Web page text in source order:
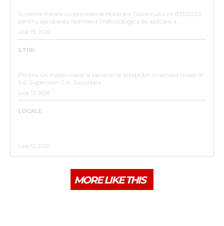
În conformitate cu prevederile Hotărârii Guvernului nr.831/2022
pentru aprobarea Normelor metodologica de aplicare a...
iulie 15, 2026
STIRI
Pentru un mediu curat si sanatos te așteptăm în echipa noastră!
S.C Supercom S.A, Sucursala...
iulie 13, 2026
LOCALE
iulie 13, 2026
MORE LIKE THIS